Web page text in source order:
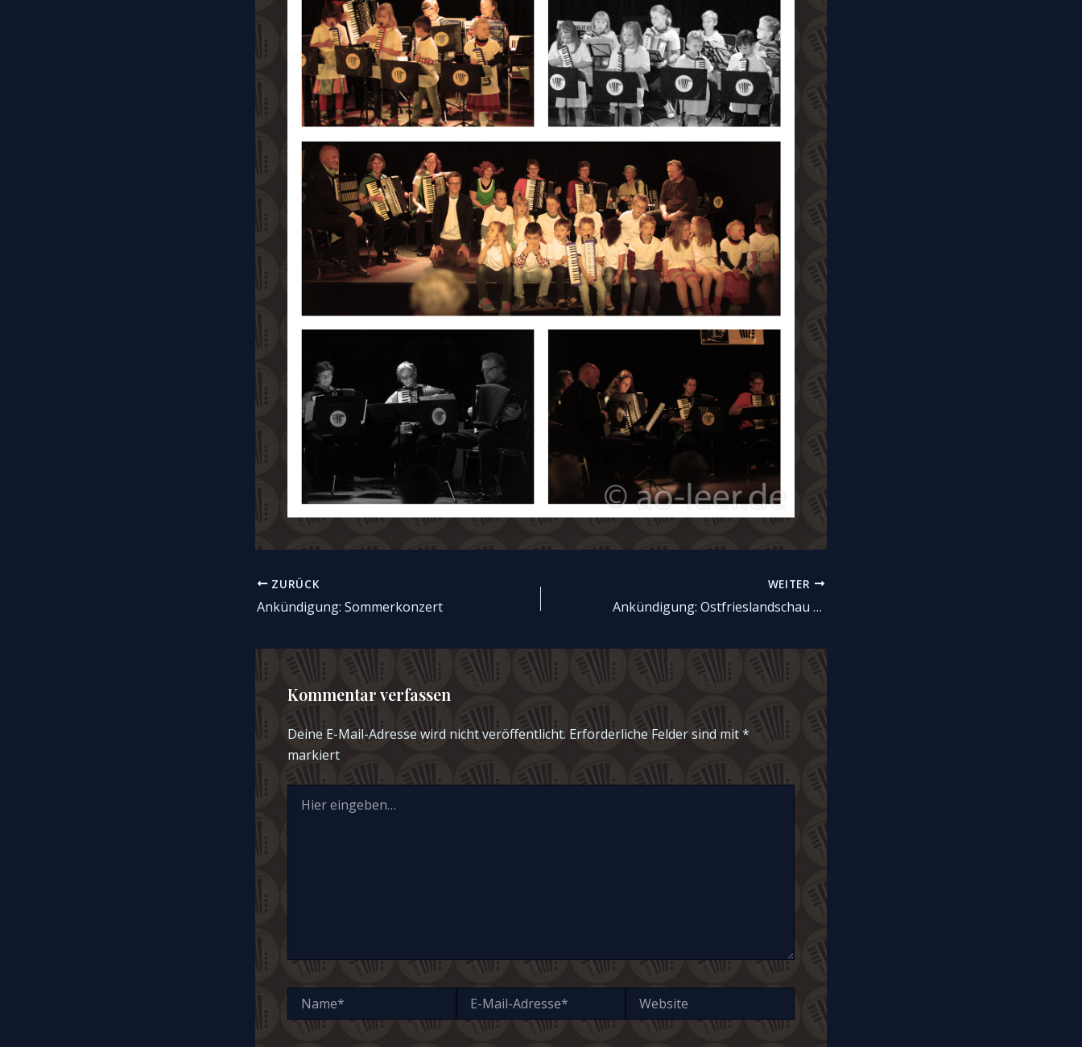
Beitragsnavigation
ZURÜCK
Ankündigung: Sommerkonzert
WEITER
Ankündigung: Ostfrieslandschau 2014
Kommentar verfassen
Deine E-Mail-Adresse wird nicht veröffentlicht. Erforderliche Felder sind mit*
markiert
eingeben…
Mail-
Adresse*